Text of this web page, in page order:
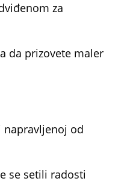
za
da prizovete maler
od
se setili radosti